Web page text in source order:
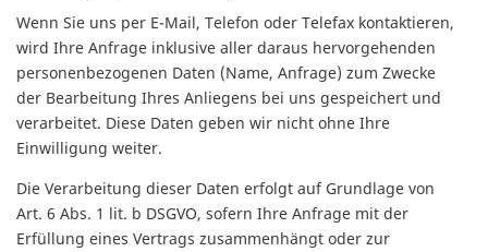
Wenn Sie uns per E-Mail, Telefon oder Telefax kontaktieren,
wird Ihre Anfrage inklusive aller daraus hervorgehenden
personenbezogenen Daten (Name, Anfrage) zum Zwecke
der Bearbeitung Ihres Anliegens bei uns gespeichert und
verarbeitet. Diese Daten geben wir nicht ohne Ihre
Einwilligung weiter.
Die Verarbeitung dieser Daten erfolgt auf Grundlage von
Art. 6 Abs. 1 lit. b DSGVO, sofern Ihre Anfrage mit der
Erfüllung eines Vertrags zusammenhängt oder zur